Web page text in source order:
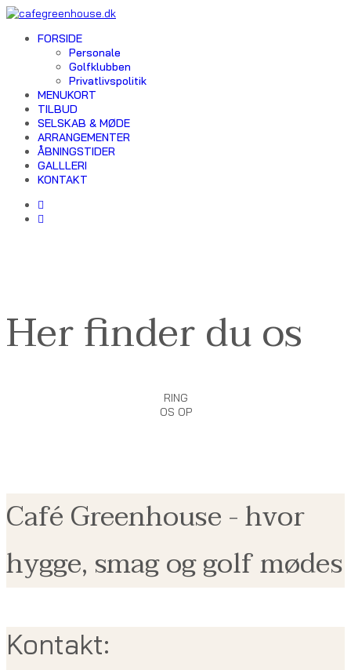
FORSIDE
Personale
Golfklubben
Privatlivspolitik
MENUKORT
TILBUD
SELSKAB & MØDE
ARRANGEMENTER
ÅBNINGSTIDER
GALLLERI
KONTAKT
Her finder du os
RING
OS OP
Café Greenhouse - hvor
hygge, smag og golf mødes
Kontakt: